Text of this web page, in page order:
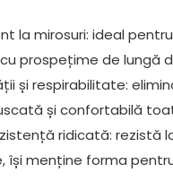
la mirosuri: ideal
prospețime de lungă
și respirabilitate:
și confortabilă
ridicată: rezistă
își menține forma